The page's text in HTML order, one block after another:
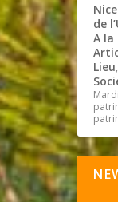
de
A la
Lieu,